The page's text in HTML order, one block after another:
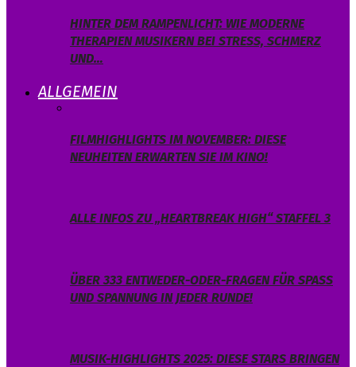
HINTER DEM RAMPENLICHT: WIE MODERNE
THERAPIEN MUSIKERN BEI STRESS, SCHMERZ
UND…
ALLGEMEIN
FILMHIGHLIGHTS IM NOVEMBER: DIESE
NEUHEITEN ERWARTEN SIE IM KINO!
ALLE INFOS ZU „HEARTBREAK HIGH“ STAFFEL 3
ÜBER 333 ENTWEDER-ODER-FRAGEN FÜR SPASS U
ND SPANNUNG IN JEDER RUNDE!
MUSIK-HIGHLIGHTS 2025: DIESE STARS BRINGEN